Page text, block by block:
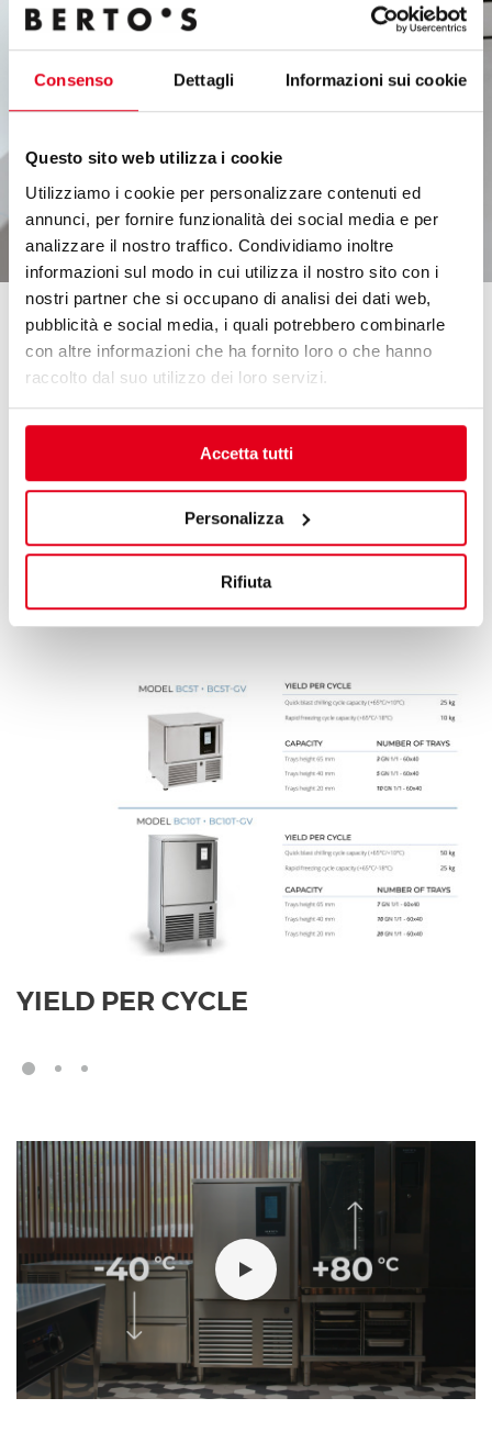
Consenso Dettagli Informazioni sui cookie
Questo sito web utilizza i cookie
Utilizziamo i cookie per personalizzare contenuti ed
annunci, per fornire funzionalità dei social media e per
analizzare il nostro traffico. Condividiamo inoltre
informazioni sul modo in cui utilizza il nostro sito con i
nostri partner che si occupano di analisi dei dati web,
pubblicità e social media, i quali potrebbero combinarle
con altre informazioni che ha fornito loro o che hanno
raccolto dal suo utilizzo dei loro servizi.
Accetta tutti
Personalizza
Rifiuta
OPENING UP TO 180°
As portas têm fecho automático com puxador de aço
cantos internos arredondados e espessura de
isolamento de 60 mm de poliuretano expandido de
alta densidade sem CFC e HCFC.
YIELD PER CYCLE